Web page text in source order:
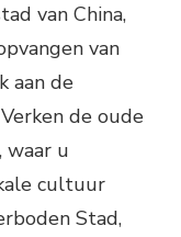
van China,
van
aan de
de oude
waar u
cultuur
Stad,